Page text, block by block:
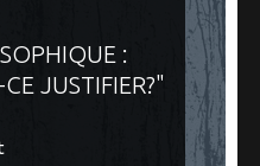
:
JUSTIFIER?"